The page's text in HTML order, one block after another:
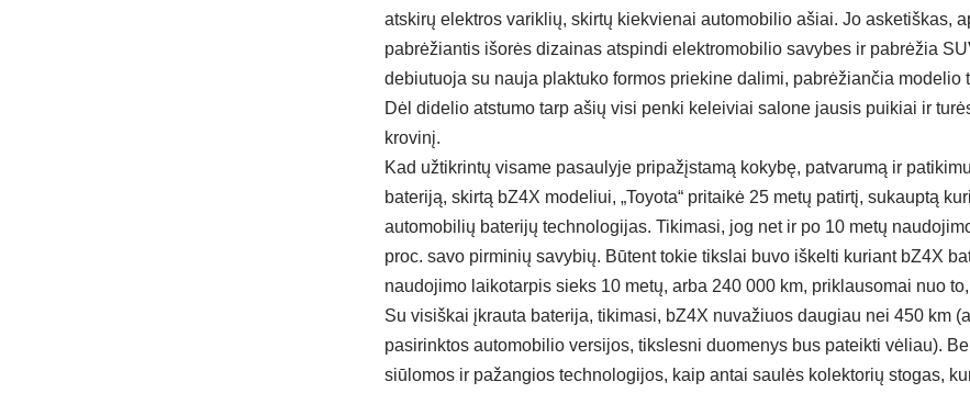
atskirų elektros variklių, skirtų kiekvienai automobilio ašiai. Jo asketiškas,
pabrėžiantis išorės dizainas atspindi elektromobilio savybes ir pabrėžia
debiutuoja su nauja plaktuko formos priekine dalimi, pabrėžiančia modelio
Dėl didelio atstumo tarp ašių visi penki keleiviai salone jausis puikiai ir
krovinį.
Kad užtikrintų visame pasaulyje pripažįstamą kokybę, patvarumą ir
bateriją, skirtą bZ4X modeliui, „Toyota“ pritaikė 25 metų patirtį, sukauptą
automobilių baterijų technologijas. Tikimasi, jog net ir po 10 metų
proc. savo pirminių savybių. Būtent tokie tikslai buvo iškelti kuriant bZ4X
naudojimo laikotarpis sieks 10 metų, arba 240 000 km, priklausomai nuo
Su visiškai įkrauta baterija, tikimasi, bZ4X nuvažiuos daugiau nei 450 km
pasirinktos automobilio versijos, tikslesni duomenys bus pateikti vėliau).
siūlomos ir pažangios technologijos, kaip antai saulės kolektorių stogas,